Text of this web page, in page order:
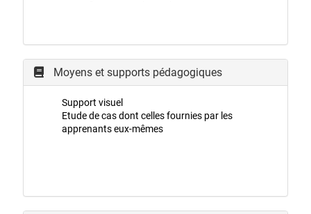
Moyens et supports pédagogiques
Support visuel
Etude de cas dont celles fournies par les
apprenants eux-mêmes